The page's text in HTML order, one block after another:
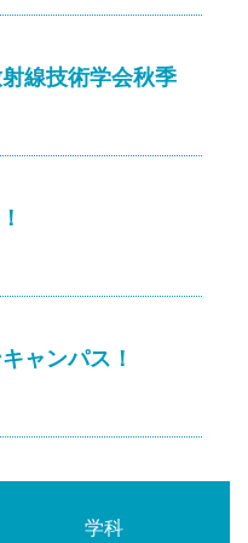
線技術学会秋季
ャンパス！
学科